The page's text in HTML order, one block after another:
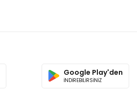
Google Play'den
İNDİREBİLİRSİNİZ